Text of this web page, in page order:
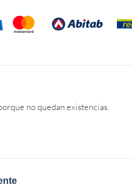
no quedan existencias.